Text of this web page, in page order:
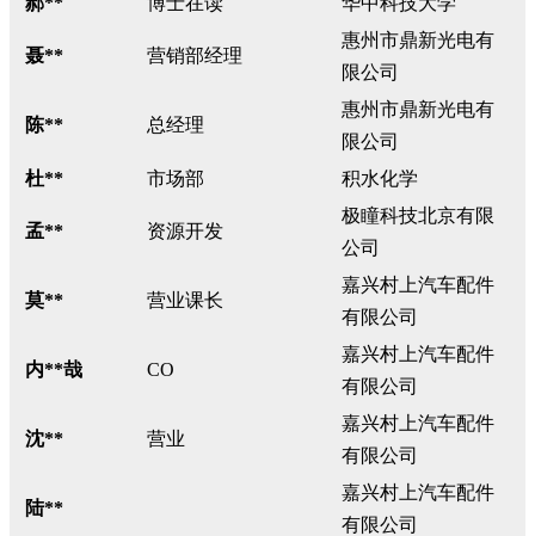
聂** 营销部经理
惠州市鼎新光电有
限公司
陈** 总经理
惠州市鼎新光电有
限公司
杜**
市场部 积水化学
孟** 资源开发
极瞳科技北京有限
公司
莫** 营业课长
嘉兴村上汽车配件
有限公司
内**哉 CO
嘉兴村上汽车配件
有限公司
沈** 营业
嘉兴村上汽车配件
有限公司
陆**
嘉兴村上汽车配件
有限公司